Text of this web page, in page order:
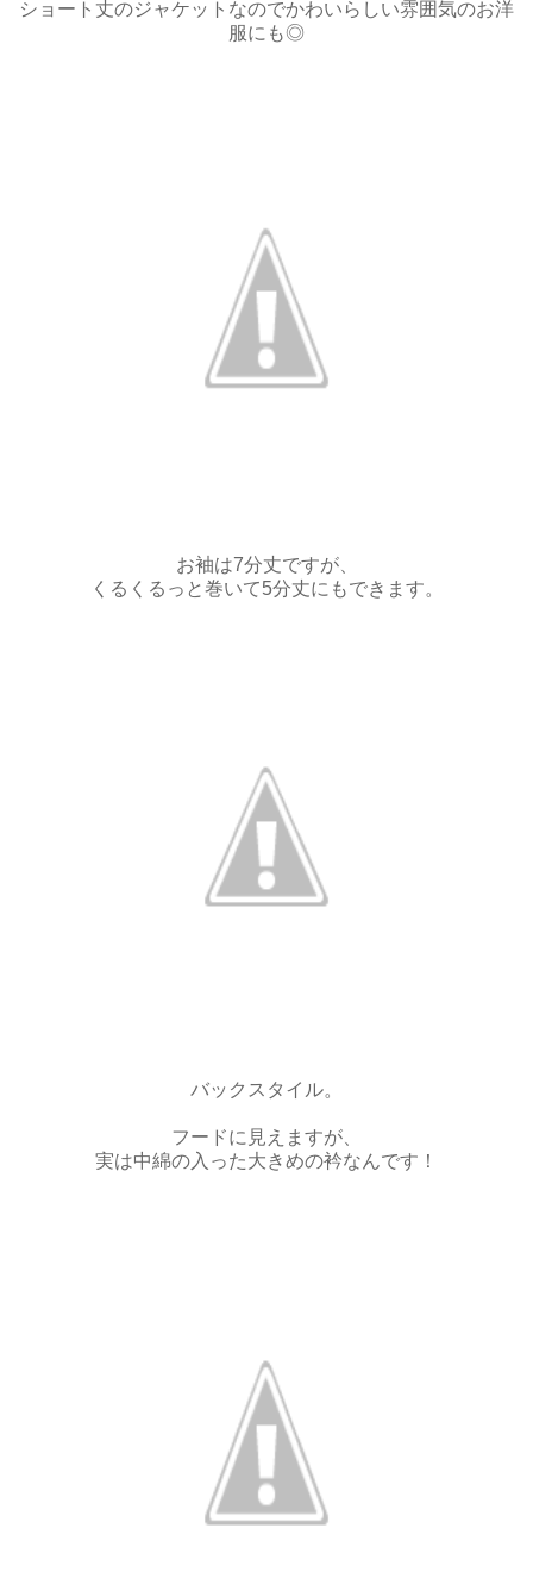
ショート丈のジャケットなのでかわいらしい雰囲気のお洋
服にも◎
お袖は7分丈ですが、
くるくるっと巻いて5分丈にもできます。
バックスタイル。
フードに見えますが、
実は中綿の入った大きめの衿なんです！